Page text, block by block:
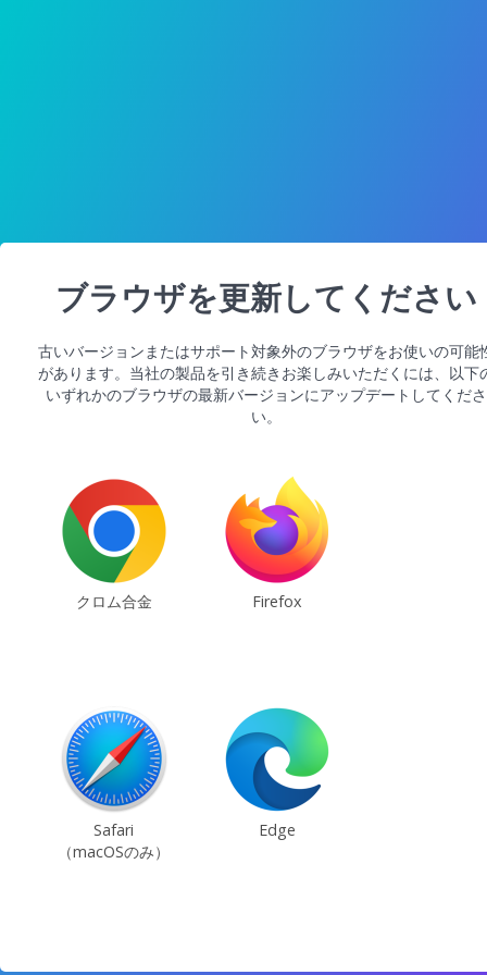
ブラウザを更新してください
古いバージョンまたはサポート対象外のブラウザをお使いの可能
があります。当社の製品を引き続きお楽しみいただくには、以下
いずれかのブラウザの最新バージョンにアップデートしてくださ
い。
クロム合金 Firefox
Safari
（macOSのみ）
Edge